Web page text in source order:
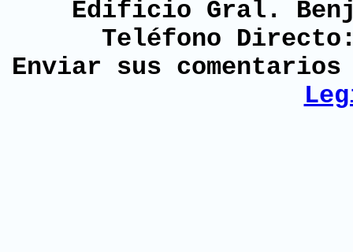
Edificio Gral.
Teléfono
Enviar sus